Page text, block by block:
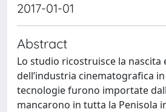
2017-01-01
Abstract
Lo studio ricostruisce la nascita
dell’industria cinematografica in
tecnologie furono importate
mancarono in tutta la Penisola